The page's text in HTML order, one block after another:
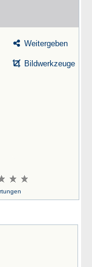
Weitergeben
Bildwerkzeuge